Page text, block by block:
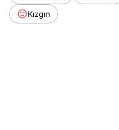
Kızgın